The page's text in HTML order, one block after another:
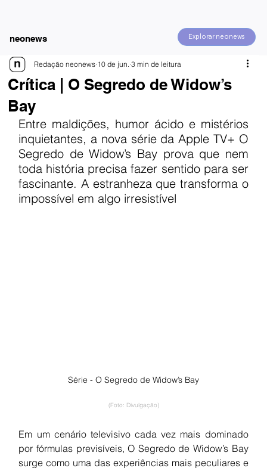
Explorar neonews
neonews
Crítica | O Segredo de Widow’s
Bay
Redação neonews 10 de jun. 3 min de leitura
Entre maldições, humor ácido e mistérios
inquietantes, a nova série da Apple TV+ O
Segredo de Widow’s Bay prova que nem
toda história precisa fazer sentido para ser
fascinante. A estranheza que transforma o
impossível em algo irresistível
Série - O Segredo de Widow’s Bay
(Foto: Divulgação)
Em um cenário televisivo cada vez mais dominado
por fórmulas previsíveis, O Segredo de Widow’s Bay
surge como uma das experiências mais peculiares e